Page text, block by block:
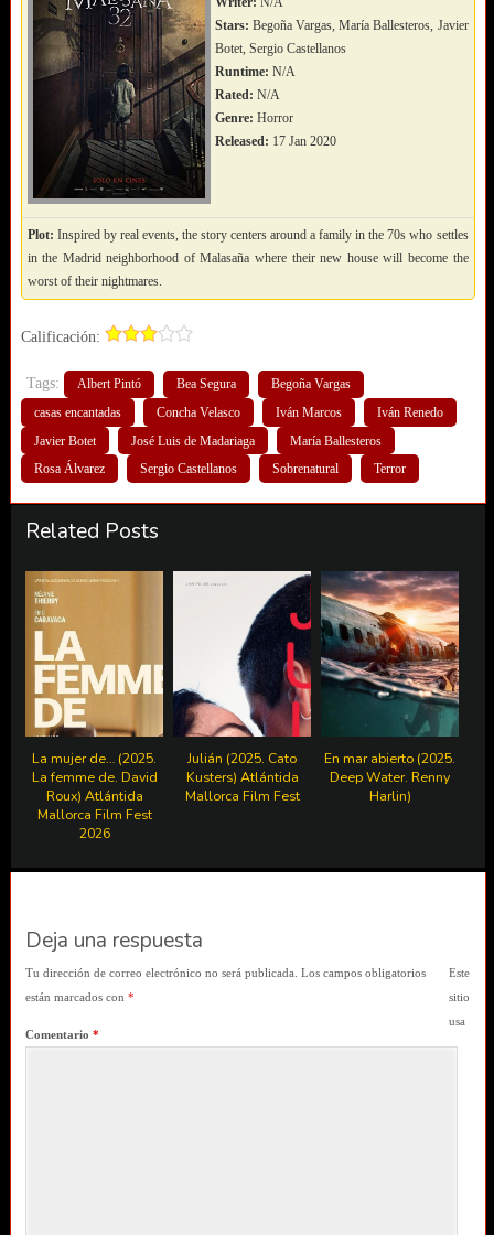
Stars: Begoña Vargas, María Ballesteros, Javier
Botet, Sergio Castellanos
Runtime: N/A
Rated: N/A
Genre: Horror
Released: 17 Jan 2020
Plot: Inspired by real events, the story centers around a family in the 70s who settles
in the Madrid neighborhood of Malasaña where their new house will become the
worst of their nightmares.
Calificación:
Tags: Albert Pintó Bea Segura
Begoña Vargas
casas encantadas
Concha Velasco Iván Marcos
Iván Renedo
Javier Botet
José Luis de Madariaga
María Ballesteros
Rosa Álvarez
Sergio Castellanos Sobrenatural Terror
Related Posts
La mujer de… (2025.
La femme de. David
Roux) Atlántida
Mallorca Film Fest
2026
Julián (2025. Cato
Kusters) Atlántida
Mallorca Film Fest
En mar abierto (2025.
Deep Water. Renny
Harlin)
Deja una respuesta
Tu dirección de correo electrónico no será publicada. Los campos obligatorios
están marcados con *
Comentario *
Este
sitio
usa